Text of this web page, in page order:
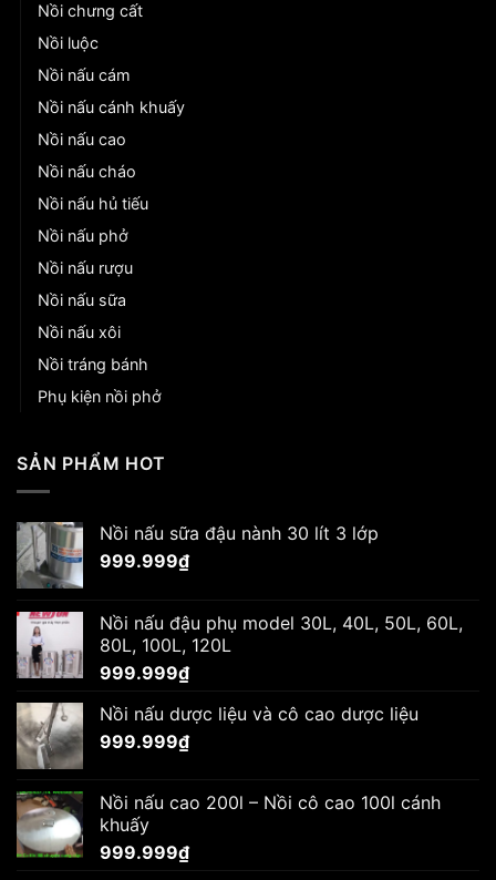
Nồi chưng cất
Nồi luộc
Nồi nấu cám
Nồi nấu cánh khuấy
Nồi nấu cao
Nồi nấu cháo
Nồi nấu hủ tiếu
Nồi nấu phở
Nồi nấu rượu
Nồi nấu sữa
Nồi nấu xôi
Nồi tráng bánh
Phụ kiện nồi phở
SẢN PHẨM HOT
Nồi nấu sữa đậu nành 30 lít 3 lớp
999.999₫
Nồi nấu đậu phụ model 30L, 40L, 50L, 60L,
80L, 100L, 120L
999.999₫
Nồi nấu dược liệu và cô cao dược liệu
999.999₫
Nồi nấu cao 200l – Nồi cô cao 100l cánh
khuấy
999.999₫